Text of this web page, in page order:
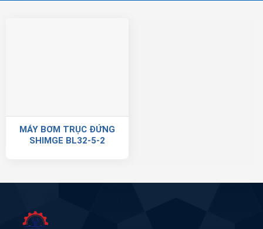
MÁY BƠM TRỤC ĐỨNG
SHIMGE BL32-5-2